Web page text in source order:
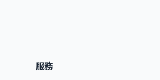
服務